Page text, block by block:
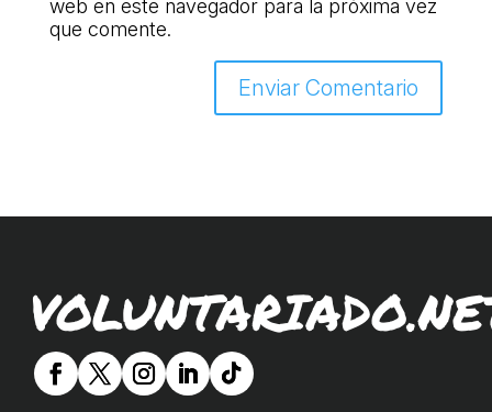
web en este navegador para la próxima vez
que comente.
COL·LABORA